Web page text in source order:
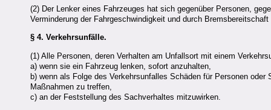
(2) Der Lenker eines Fahrzeuges hat sich gegenüber Personen,
Verminderung der Fahrgeschwindigkeit und durch
§ 4. Verkehrsunfälle.
(1) Alle Personen, deren Verhalten am Unfallsort mit einem
a) wenn sie ein Fahrzeug lenken, sofort anzuhalten,
b) wenn als Folge des Verkehrsunfalles Schäden für Personen
Maßnahmen zu treffen,
c) an der Feststellung des Sachverhaltes mitzuwirken.